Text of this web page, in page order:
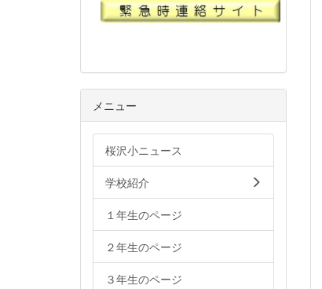
メニュー
桜沢小ニュース
学校紹介
１年生のページ
２年生のページ
３年生のページ